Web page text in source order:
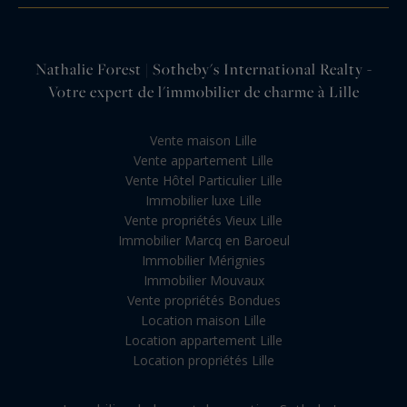
Nathalie Forest | Sotheby's International Realty -
Votre expert de l'immobilier de charme à Lille
Vente maison Lille
Vente appartement Lille
Vente Hôtel Particulier Lille
Immobilier luxe Lille
Vente propriétés Vieux Lille
Immobilier Marcq en Baroeul
Immobilier Mérignies
Immobilier Mouvaux
Vente propriétés Bondues
Location maison Lille
Location appartement Lille
Location propriétés Lille